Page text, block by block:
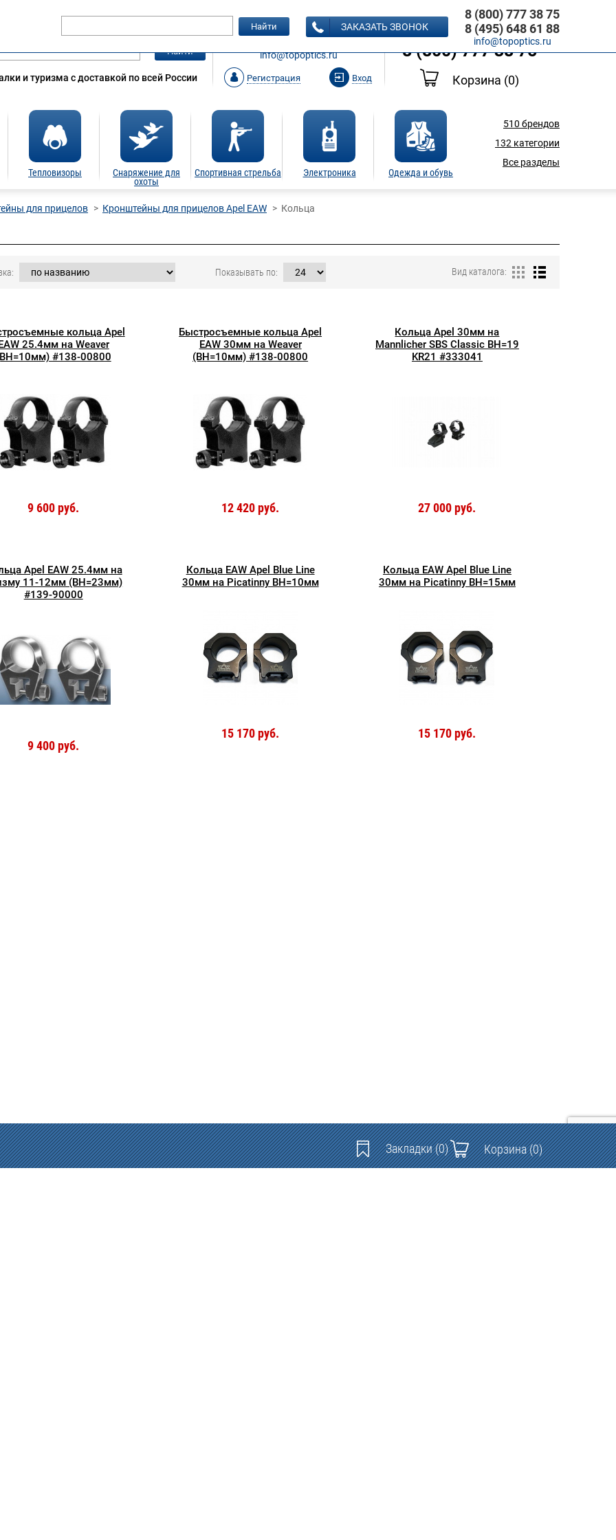
Найти
и туризма с доставкой по всей России
ЗАКАЗАТЬ ЗВОНОК
info@topoptics.ru
Регистрация Вход
8 (495) 648 61 88
8 (800) 777 38 75
Корзина (0)
Тепловизоры
Снаряжение для
охоты
Спортивная стрельба Электроника Одежда и обувь
510 брендов
132 категории
Все разделы
Найти ЗАКАЗАТЬ ЗВОНОК
8 (800) 777 38 75
8 (495) 648 61 88
info@topoptics.ru
для прицелов Кронштейны для прицелов Apel EAW Кольца
Показывать по: Вид каталога:
кольца Apel
25.4мм на Weaver
#138-00800
9 600 руб.
Быстросъемные кольца Apel
EAW 30мм на Weaver
(BH=10мм) #138-00800
12 420 руб.
Кольца Apel 30мм на
Mannlicher SBS Classic BH=19
KR21 #333041
27 000 руб.
Apel EAW 25.4мм на
11-12мм (BH=23мм)
#139-90000
9 400 руб.
Кольца EAW Apel Blue Line
30мм на Picatinny BH=10мм
15 170 руб.
Кольца EAW Apel Blue Line
30мм на Picatinny BH=15мм
15 170 руб.
Закладки(0) Корзина(0)